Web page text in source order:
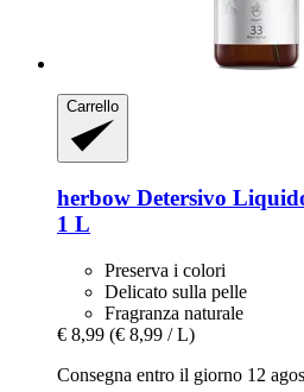
Carrello
herbow Detersivo
1 L
Preserva i colori
Delicato sulla pelle
Fragranza naturale
€ 8,99 (€ 8,99 / L)
Consegna entro il giorno 12